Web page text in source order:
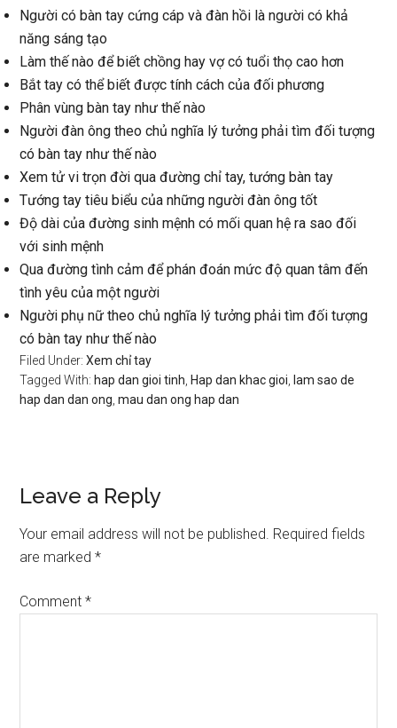
Người có bàn tay cứng cáp và đàn hồi là người có khả
năng sáng tạo
Làm thế nào để biết chồng hay vợ có tuổi thọ cao hơn
Bắt tay có thể biết được tính cách của đối phương
Phân vùng bàn tay như thế nào
Người đàn ông theo chủ nghĩa lý tưởng phải tìm đối tượng
có bàn tay như thế nào
Xem tử vi trọn đời qua đường chỉ tay, tướng bàn tay
Tướng tay tiêu biểu của những người đàn ông tốt
Độ dài của đường sinh mệnh có mối quan hệ ra sao đối
với sinh mệnh
Qua đường tình cảm để phán đoán mức độ quan tâm đến
tình yêu của một người
Người phụ nữ theo chủ nghĩa lý tưởng phải tìm đối tượng
có bàn tay như thế nào
Filed Under:Xem chỉ tay
Tagged With: hap dan gioi tinh Hap dan khac gioi
lam sao de
hap dan dan ong ,mau dan ong hap dan
Reader
Interactions
Leave a Reply
Your email address will not be published. Required fields
are marked*
Comment*